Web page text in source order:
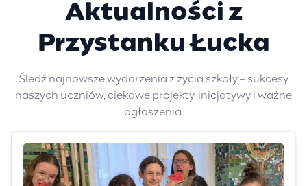
Aktualności z
Przystanku Łucka
Śledź najnowsze wydarzenia z życia szkoły – sukcesy
naszych uczniów, ciekawe projekty, inicjatywy i ważne
ogłoszenia.